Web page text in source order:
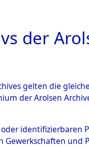
ÜBERSICHT
der
gelten die
der Arolsen